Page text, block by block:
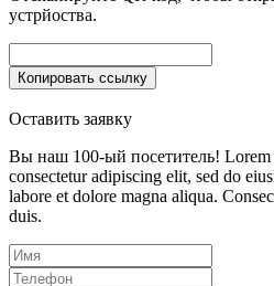
устрйоства.
Оставить заявку
Вы наш 100-ый посетитель! Lorem
consectetur adipiscing elit, sed do
labore et dolore magna aliqua.
duis.